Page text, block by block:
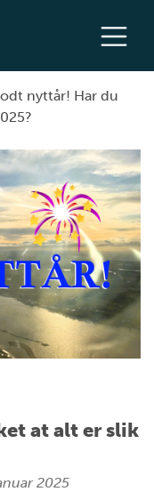
nyttår! Har du
at alt er slik
2025